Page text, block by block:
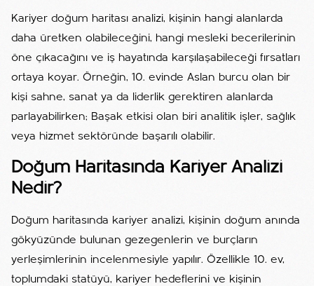
Kariyer doğum haritası analizi, kişinin hangi alanlarda
daha üretken olabileceğini, hangi mesleki becerilerinin
öne çıkacağını ve iş hayatında karşılaşabileceği fırsatları
ortaya koyar. Örneğin, 10. evinde Aslan burcu olan bir
kişi sahne, sanat ya da liderlik gerektiren alanlarda
parlayabilirken; Başak etkisi olan biri analitik işler, sağlık
veya hizmet sektöründe başarılı olabilir.
Doğum Haritasında Kariyer Analizi
Nedir?
Doğum haritasında kariyer analizi, kişinin doğum anında
gökyüzünde bulunan gezegenlerin ve burçların
yerleşimlerinin incelenmesiyle yapılır. Özellikle 10. ev,
toplumdaki statüyü, kariyer hedeflerini ve kişinin